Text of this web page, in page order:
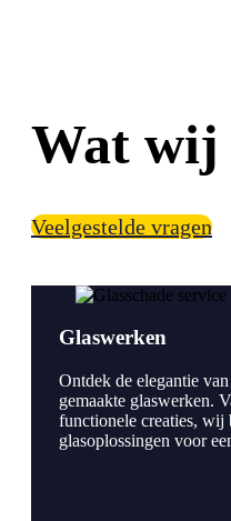
Wat wij
Veelgestelde vragen
Glaswerken
Ontdek de elegantie
gemaakte glaswerken.
functionele creaties, wij
glasoplossingen voor